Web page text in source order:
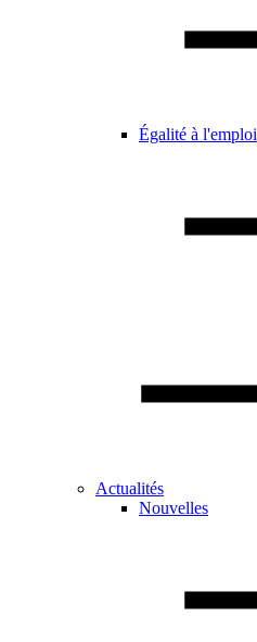
Égalité à l'emploi
Actualités
Nouvelles